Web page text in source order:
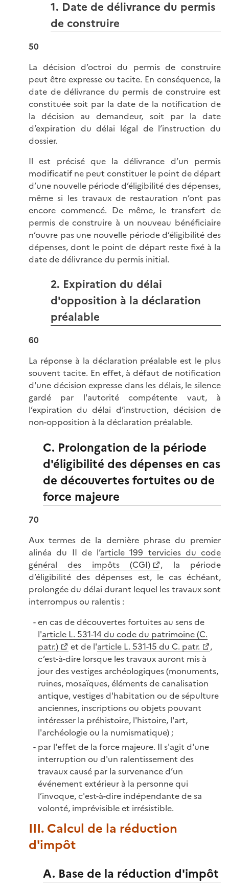
1. Date de délivrance du permis
de construire
50
La décision d’octroi du permis de construire
peut être expresse ou tacite. En conséquence, la
date de délivrance du permis de construire est
constituée soit par la date de la notification de
la décision au demandeur, soit par la date
d’expiration du délai légal de l’instruction du
dossier.
Il est précisé que la délivrance d’un permis
modificatif ne peut constituer le point de départ
d’une nouvelle période d’éligibilité des dépenses,
même si les travaux de restauration n’ont pas
encore commencé. De même, le transfert de
permis de construire à un nouveau bénéficiaire
n’ouvre pas une nouvelle période d’éligibilité des
dépenses, dont le point de départ reste fixé à la
date de délivrance du permis initial.
2. Expiration du délai
d'opposition à la déclaration
préalable
60
La réponse à la déclaration préalable est le plus
souvent tacite. En effet, à défaut de notification
d'une décision expresse dans les délais, le silence
gardé par l'autorité compétente vaut, à
l’expiration du délai d’instruction, décision de
non-opposition à la déclaration préalable.
C. Prolongation de la période
d'éligibilité des dépenses en cas
de découvertes fortuites ou de
force majeure
70
Aux termes de la dernière phrase du premier
alinéa du II de l’article 199 tervicies du code
général des impôts (CGI)
, la période
d’éligibilité des dépenses est, le cas échéant,
prolongée du délai durant lequel les travaux sont
interrompus ou ralentis :
en cas de découvertes fortuites au sens de
l'article L. 531-14 du code du patrimoine (C.
patr.)
et de l'article L. 531-15 du C. patr.
,
c’est-à-dire lorsque les travaux auront mis à
jour des vestiges archéologiques (monuments,
ruines, mosaïques, éléments de canalisation
antique, vestiges d'habitation ou de sépulture
anciennes, inscriptions ou objets pouvant
intéresser la préhistoire, l'histoire, l'art,
l'archéologie ou la numismatique) ;
par l'effet de la force majeure. Il s'agit d'une
interruption ou d'un ralentissement des
travaux causé par la survenance d’un
événement extérieur à la personne qui
l’invoque, c'est-à-dire indépendante de sa
volonté, imprévisible et irrésistible.
III. Calcul de la réduction
d'impôt
A. Base de la réduction d'impôt